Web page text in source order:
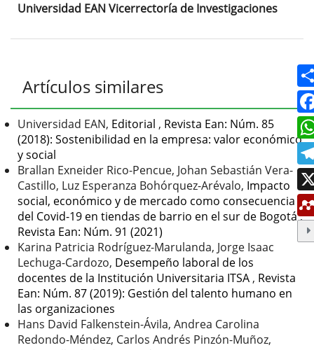
Contenido
principal
artículo
Universidad EAN Vicerrectoría de Investigaciones
Detalles
del
artículo
Artículos similares
Universidad EAN, Editorial , Revista Ean: Núm. 85
(2018): Sostenibilidad en la empresa: valor económico
y social
Brallan Exneider Rico-Pencue, Johan Sebastián Vera-
Castillo, Luz Esperanza Bohórquez-Arévalo, Impacto
social, económico y de mercado como consecuencia
del Covid-19 en tiendas de barrio en el sur de Bogotá,
Revista Ean: Núm. 91 (2021)
Karina Patricia Rodríguez-Marulanda, Jorge Isaac
Lechuga-Cardozo, Desempeño laboral de los
docentes de la Institución Universitaria ITSA , Revista
Ean: Núm. 87 (2019): Gestión del talento humano en
las organizaciones
Hans David Falkenstein-Ávila, Andrea Carolina
Redondo-Méndez, Carlos Andrés Pinzón-Muñoz,